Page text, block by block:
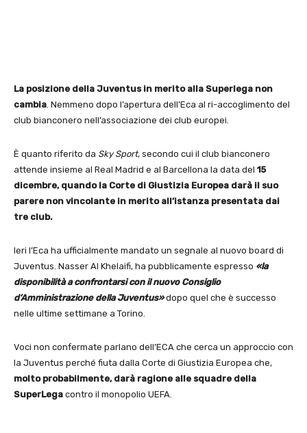
La posizione della Juventus in merito alla Superlega non
cambia . Nemmeno dopo l’apertura dell’Eca al ri-accoglimento del
club bianconero nell’associazione dei club europei.
È quanto riferito da Sky Sport, secondo cui il club bianconero
attende insieme al Real Madrid e al Barcellona la data del 15
dicembre, quando la Corte di Giustizia Europea darà il suo
parere non vincolante in merito all’istanza presentata dai
tre club.
Ieri l’Eca ha ufficialmente mandato un segnale al nuovo board di
Juventus. Nasser Al Khelaifi, ha pubblicamente espresso «la
disponibilità a confrontarsi con il nuovo Consiglio
d’Amministrazione della Juventus»dopo quel che è successo
nelle ultime settimane a Torino.
Voci non confermate parlano dell’ECA che cerca un approccio con
la Juventus perché fiuta dalla Corte di Giustizia Europea che,
molto probabilmente, darà ragione alle squadre della
SuperLega contro il monopolio UEFA.